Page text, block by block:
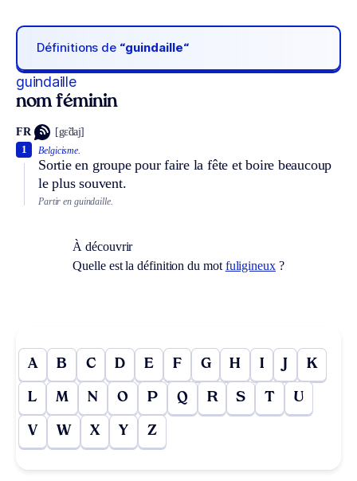
Définitions de “guindaille“
guindaille
nom féminin
FR [gɛ̃daj]
Belgicisme.
Sortie en groupe pour faire la fête et boire beaucoup
le plus souvent.
1
Partir en guindaille.
À découvrir
Quelle est la définition du mot fuligineux?
A B C D E F G H I J K
L M N O P Q R S T U
V W X Y Z